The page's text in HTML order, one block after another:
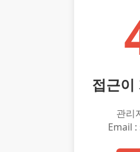
접근이
관리
Email